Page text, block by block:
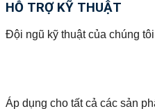
HỖ TRỢ KỸ THUẬT
Đội ngũ kỹ thuật của chúng
Áp dụng cho tất cả các sản